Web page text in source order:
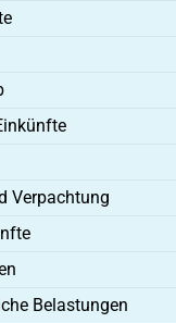
Verpachtung
Belastungen